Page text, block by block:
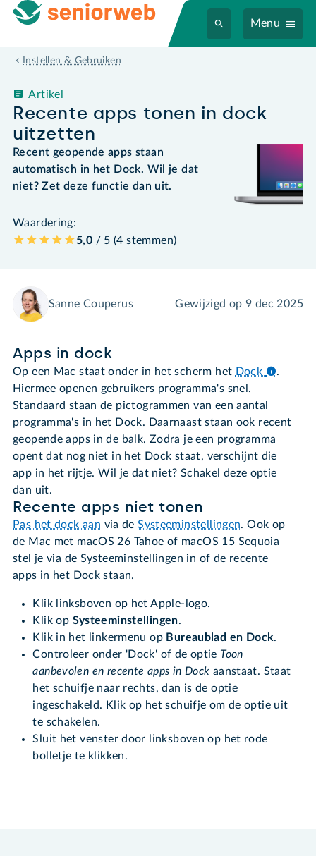
Menu
Instellen & Gebruiken
Recente apps tonen in dock
uitzetten
Artikel
Recent geopende apps staan
automatisch in het Dock. Wil je dat
niet? Zet deze functie dan uit.
Waardering:
5,0 / 5 (4 stemmen)
Sanne Couperus Gewijzigd op 9 dec 2025
Apps in dock
Op een Mac staat onder in het scherm het Dock
.
Hiermee openen gebruikers programma's snel.
Standaard staan de pictogrammen van een aantal
programma's in het Dock. Daarnaast staan ook recent
geopende apps in de balk. Zodra je een programma
opent dat nog niet in het Dock staat, verschijnt die
app in het rijtje. Wil je dat niet? Schakel deze optie
dan uit.
Recente apps niet tonen
Pas het dock aan via deSysteeminstellingen. Ook op
de Mac met macOS 26 Tahoe of macOS 15 Sequoia
stel je via de Systeeminstellingen in of de recente
apps in het Dock staan.
Klik linksboven op het Apple-logo.
Klik op Systeeminstellingen.
Klik in het linkermenu op Bureaublad en Dock.
Controleer onder 'Dock' of de optie Toon
aanbevolen en recente apps in Dock aanstaat. Staat
het schuifje naar rechts, dan is de optie
ingeschakeld. Klik op het schuifje om de optie uit
te schakelen.
Sluit het venster door linksboven op het rode
bolletje te klikken.